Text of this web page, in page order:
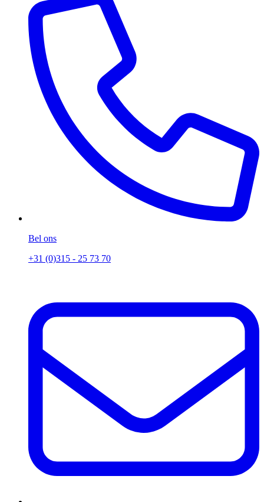
Bel ons
+31 (0)315 - 25 73 70